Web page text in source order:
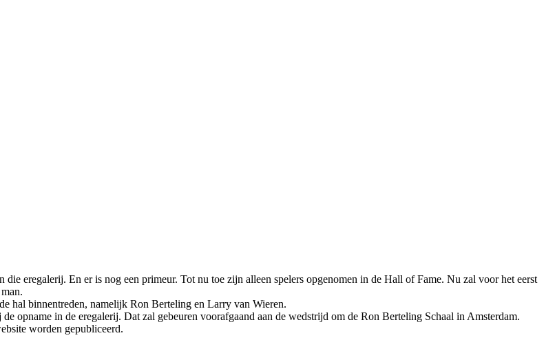
eregalerij. En er is nog een primeur. Tot nu toe zijn alleen spelers opgenomen in de Hall of Fame. Nu zal voor het eerst
hal binnentreden, namelijk Ron Berteling en Larry van Wieren.
opname in de eregalerij. Dat zal gebeuren voorafgaand aan de wedstrijd om de Ron Berteling Schaal in Amsterdam.
worden gepubliceerd.